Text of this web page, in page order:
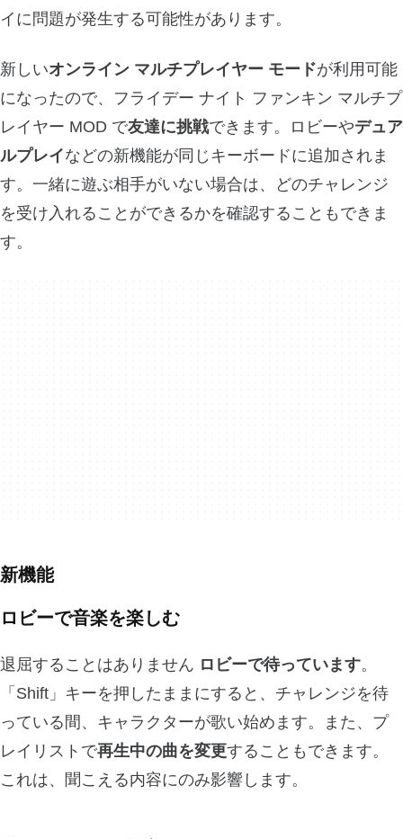
イに問題が発生する可能性があります。
新しいオンライン マルチプレイヤー モードが利用可能
になったので、フライデー ナイト ファンキン マルチプ
レイヤー MOD で友達に挑戦できます。ロビーやデュア
ルプレイなどの新機能が同じキーボードに追加されま
す。一緒に遊ぶ相手がいない場合は、どのチャレンジ
を受け入れることができるかを確認することもできま
す。
新機能
ロビーで音楽を楽しむ
退屈することはありません ロビーで待っています。
「Shift」キーを押したままにすると、チャレンジを待
っている間、キャラクターが歌い始めます。また、プ
レイリストで再生中の曲を変更することもできます。
これは、聞こえる内容にのみ影響します。